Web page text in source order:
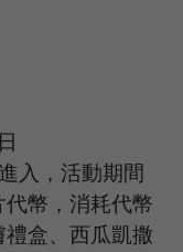
日
進入，活動期間
幣，消耗代幣
盒、西瓜凱撒